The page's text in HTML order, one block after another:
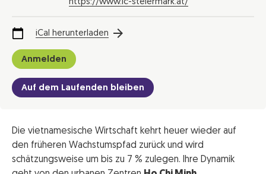
https://www.ic-steiermark.at/
iCal herunterladen
Anmelden
Auf dem Laufenden bleiben
Die vietnamesische Wirtschaft kehrt heuer wieder auf
den früheren Wachstumspfad zurück und wird
schätzungsweise um bis zu 7 % zulegen. Ihre Dynamik